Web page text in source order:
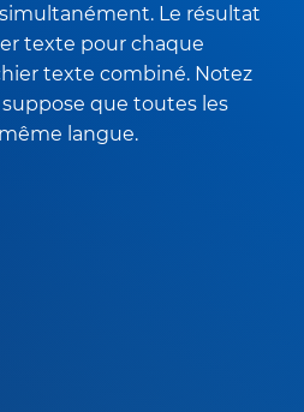
simultanément. Le résultat
texte pour chaque
texte combiné. Notez
que toutes les
langue.